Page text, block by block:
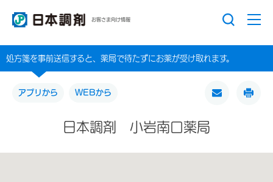
お客さま向け情報
処方箋を事前送信すると、薬局で待たずにお薬が受け取れます。
アプリから WEBから
日本調剤 小岩南口薬局